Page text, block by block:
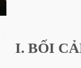
I. BỐI